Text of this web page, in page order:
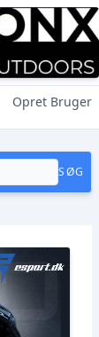
Opret Bruger
SØG